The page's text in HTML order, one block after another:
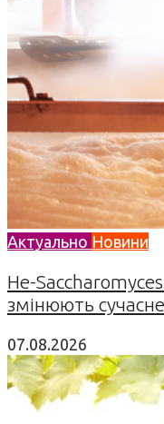
Актуально Новини
Не-
змінюють
07.08.2026